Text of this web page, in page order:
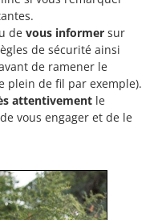
de vous informer sur
de sécurité ainsi
de ramener le
plein de fil par exemple).
attentivement le
vous engager et de le